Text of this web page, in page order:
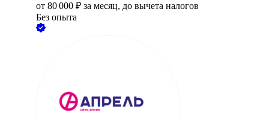
от 80 000 ₽ за месяц, до вычета налогов
Без опыта